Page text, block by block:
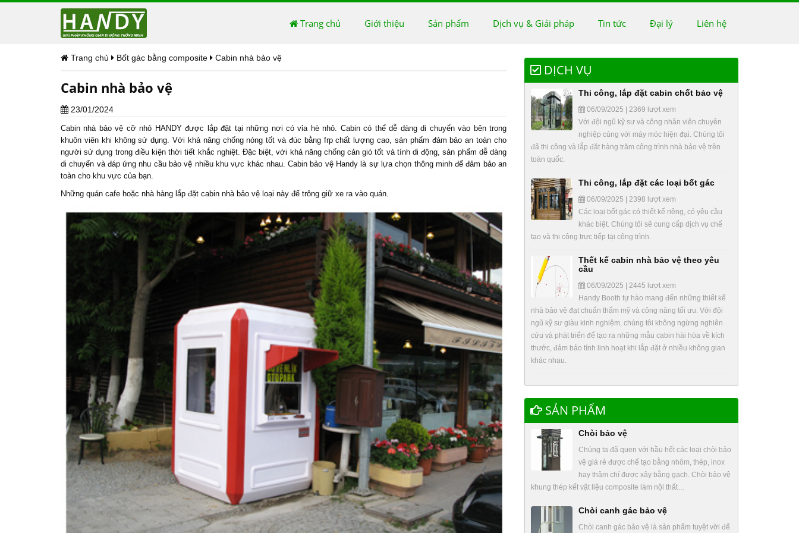
Trang chủ Giới thiệu Sản phẩm Dịch vụ & Giải pháp Tin tức Đại lý Liên hệ
Trang chủ Bốt gác bằng composite Cabin nhà bảo vệ
Cabin nhà bảo vệ
23/01/2024
Cabin nhà bảo vệ cỡ nhỏ HANDY được lắp đặt tại những nơi có vỉa hè nhỏ. Cabin có thể dễ dàng di chuyển vào bên trong
khuôn viên khi không sử dụng. Với khả năng chống nóng tốt và đúc bằng frp chất lượng cao, sản phẩm đảm bảo an toàn cho
người sử dụng trong điều kiện thời tiết khắc nghiệt. Đặc biệt, với khả năng chống cản gió tốt và tính di động, sản phẩm dễ dàng
di chuyển và đáp ứng nhu cầu bảo vệ nhiều khu vực khác nhau.Cabin bảo vệHandy là sự lựa chọn thông minh để đảm bảo an
toàn cho khu vực của bạn.
Những quán cafe hoặc nhà hàng lắp đặt cabin nhà bảo vệ loại này để trông giữ xe ra vào quán.
DỊCH VỤ
Thi công, lắp đặt cabin chốt bảo vệ
06/09/2025 | 2369 lượt xem
Với đội ngũ kỹ sư và công nhân viên chuyên
nghiệp cùng với máy móc hiện đại. Chúng tôi
đã thi công và lắp đặt hàng trăm công trình nhà bảo vệ trên
toàn quốc.
Thi công, lắp đặt các loại bốt gác
06/09/2025 | 2398 lượt xem
Các loại bốt gác có thiết kế riêng, có yêu cầu
khác biệt. Chúng tôi sẽ cung cấp dịch vụ chế
tạo và thi công trực tiếp tại công trình.
Thết kế cabin nhà bảo vệ theo yêu
cầu
06/09/2025 | 2445 lượt xem
Handy Booth tự hào mang đến những thiết kế
nhà bảo vệ đạt chuẩn thẩm mỹ và công năng tối ưu. Với đội
ngũ kỹ sư giàu kinh nghiệm, chúng tôi không ngừng nghiên
cứu và phát triển để tạo ra những mẫu cabin hài hòa về kích
thước, đảm bảo tính linh hoạt khi lắp đặt ở nhiều không gian
khác nhau.
SẢN PHẨM
Chòi bảo vệ
Chúng ta đã quen với hầu hết các loại chòi bảo
vệ giá rẻ được chế tạo bằng nhôm, thép, inox
hay thậm chí được xây bằng gạch. Chòi bảo vệ
khung thép kết vật liệu composite làm nội thất…
Chòi canh gác bảo vệ
Chòi canh gác bảo vệ là sản phẩm tuyệt vời để